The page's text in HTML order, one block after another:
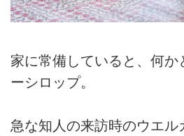
家に常備していると、何か
ーシロップ。
急な知人の来訪時のウエル